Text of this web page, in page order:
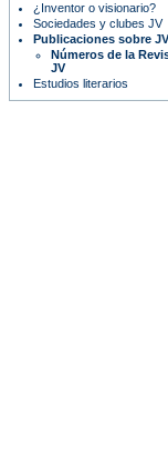
¿Inventor o visionario?
Sociedades y clubes JV
Publicaciones sobre JV
Números de la
JV
Estudios literarios